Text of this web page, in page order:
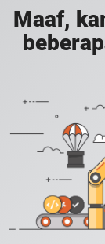
Maaf,